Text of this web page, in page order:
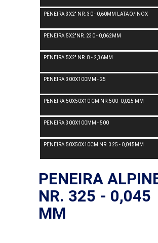
PENEIRA 3X2'' NR. 30 - 0,60MM LATAO/INOX
PENEIRA 5X2''NR. 230 - 0,062MM
PENEIRA 5X2'' NR. 8 - 2,36MM
PENEIRA 300X100MM - 25
PENEIRA 50X50X10 CM NR.500 -0,025 MM
PENEIRA 300X100MM - 500
PENEIRA 50X50X10CM NR. 325 - 0,045MM
PENEIRA
NR. 325 - 0,045
MM